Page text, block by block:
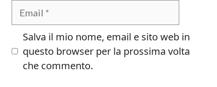
Email
Salva il mio nome, email e sito web in
questo browser per la prossima volta
che commento.